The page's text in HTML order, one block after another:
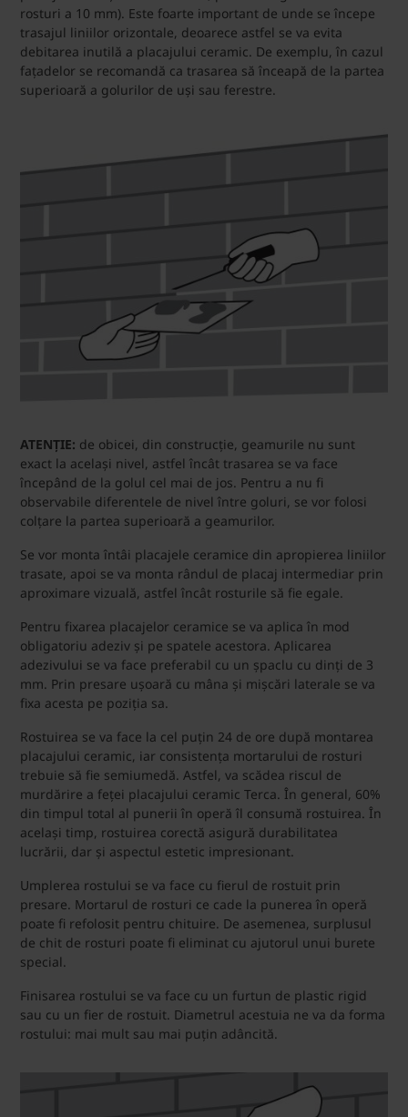
rosturi a 10 mm). Este foarte important de unde se începe
trasajul liniilor orizontale, deoarece astfel se va evita
debitarea inutilă a placajului ceramic. De exemplu, în cazul
fațadelor se recomandă ca trasarea să înceapă de la partea
superioară a golurilor de uși sau ferestre.
ATENȚIE: de obicei, din construcție, geamurile nu sunt
exact la același nivel, astfel încât trasarea se va face
începând de la golul cel mai de jos. Pentru a nu fi
observabile diferentele de nivel între goluri, se vor folosi
colțare la partea superioară a geamurilor.
Se vor monta întâi placajele ceramice din apropierea liniilor
trasate, apoi se va monta rândul de placaj intermediar prin
aproximare vizuală, astfel încât rosturile să fie egale.
Pentru fixarea placajelor ceramice se va aplica în mod
obligatoriu adeziv și pe spatele acestora. Aplicarea
adezivului se va face preferabil cu un șpaclu cu dinți de 3
mm. Prin presare ușoară cu mâna și mișcări laterale se va
fixa acesta pe poziția sa.
Rostuirea se va face la cel puțin 24 de ore după montarea
placajului ceramic, iar consistența mortarului de rosturi
trebuie să fie semiumedă. Astfel, va scădea riscul de
murdărire a feței placajului ceramic Terca. În general, 60%
din timpul total al punerii în operă îl consumă rostuirea. În
același timp, rostuirea corectă asigură durabilitatea
lucrării, dar și aspectul estetic impresionant.
Umplerea rostului se va face cu fierul de rostuit prin
presare. Mortarul de rosturi ce cade la punerea în operă
poate fi refolosit pentru chituire. De asemenea, surplusul
de chit de rosturi poate fi eliminat cu ajutorul unui burete
special.
Finisarea rostului se va face cu un furtun de plastic rigid
sau cu un fier de rostuit. Diametrul acestuia ne va da forma
rostului: mai mult sau mai puțin adâncită.